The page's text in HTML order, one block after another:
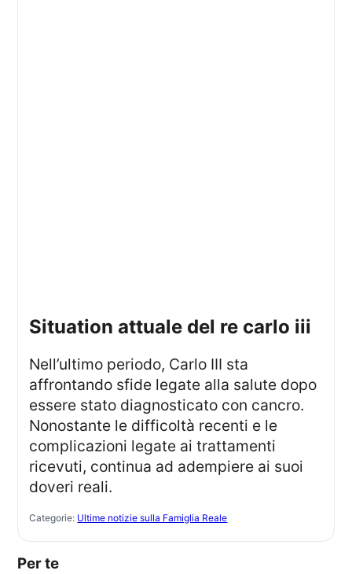
situation attuale del re carlo iii
Nell’ultimo periodo, Carlo III sta
affrontando sfide legate alla salute dopo
essere stato diagnosticato con cancro.
Nonostante le difficoltà recenti e le
complicazioni legate ai trattamenti
ricevuti, continua ad adempiere ai suoi
doveri reali.
Categorie: Ultime notizie sulla Famiglia Reale
Per te